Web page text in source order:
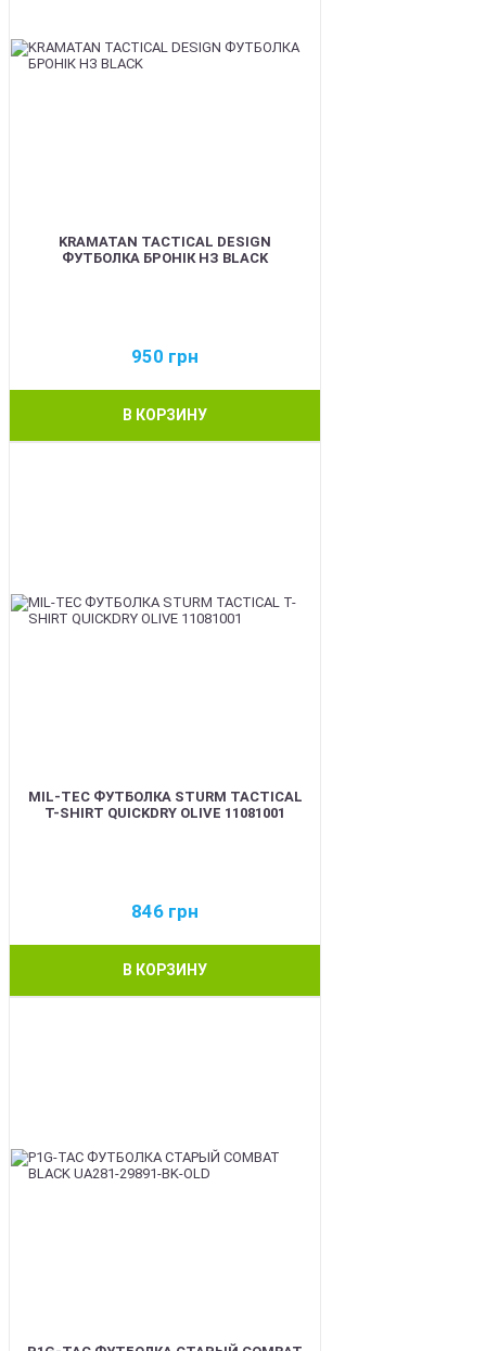
KRAMATAN TACTICAL DESIGN
ФУТБОЛКА БРОНІК НЗ BLACK
950 грн
В КОРЗИНУ
MIL-TEC ФУТБОЛКА STURM TACTICAL
T-SHIRT QUICKDRY OLIVE 11081001
846 грн
В КОРЗИНУ